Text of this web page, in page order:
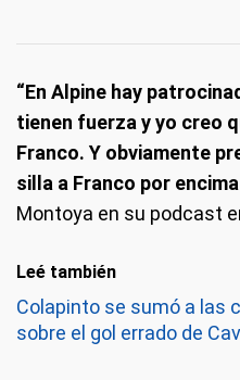
“En Alpine hay
tienen fuerza y yo creo
Franco. Y obviamente
silla a Franco por
Montoya en su podcast
Leé también
Colapinto se sumó a las
sobre el gol errado de